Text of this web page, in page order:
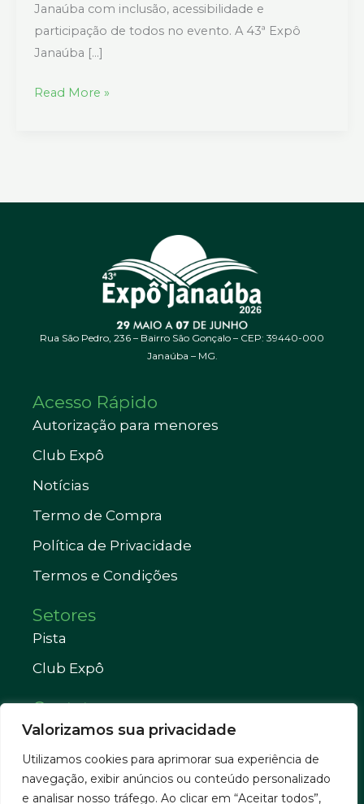
Valorizamos sua privacidade
Utilizamos cookies para aprimorar sua experiência de
navegação, exibir anúncios ou conteúdo personalizado
e analisar nosso tráfego. Ao clicar em “Aceitar todos”,
Janaúba com inclusão, acessibilidade e
participação de todos no evento. A 43ª Expô
Janaúba […]
Read More »
Rua São Pedro, 236 – Bairro São Gonçalo – CEP: 39440-000
Janaúba – MG.
Acesso Rápido
Autorização para menores
Club Expô
Notícias
Termo de Compra
Política de Privacidade
Termos e Condições
Setores
Pista
Club Expô
Contatos
Telefone: (38) 3821-1033
WhatsApp: (38) 3821-2835
sindjanauba@gmail.com